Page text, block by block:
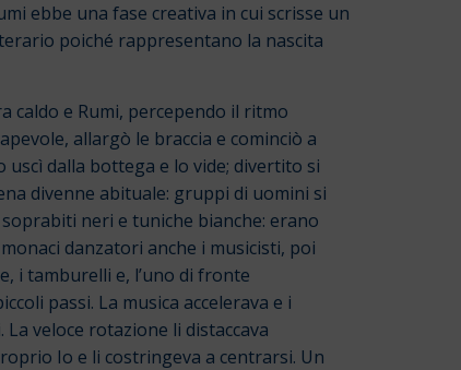
ebbe una fase creativa in cui scrisse un
poiché rappresentano la nascita
caldo e Rumi, percependo il ritmo
allargò le braccia e cominciò a
dalla bottega e lo vide; divertito si
divenne abituale: gruppi di uomini si
neri e tuniche bianche: erano
danzatori anche i musicisti, poi
i tamburelli e, l’uno di fronte
passi. La musica accelerava e i
veloce rotazione li distaccava
Io e li costringeva a centrarsi. Un